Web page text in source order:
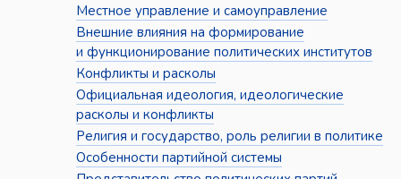
Местное управление и самоуправление
Внешние влияния на формирование
и функционирование политических институтов
Конфликты и расколы
Официальная идеология, идеологические
расколы и конфликты
Религия и государство, роль религии в политике
Особенности партийной системы